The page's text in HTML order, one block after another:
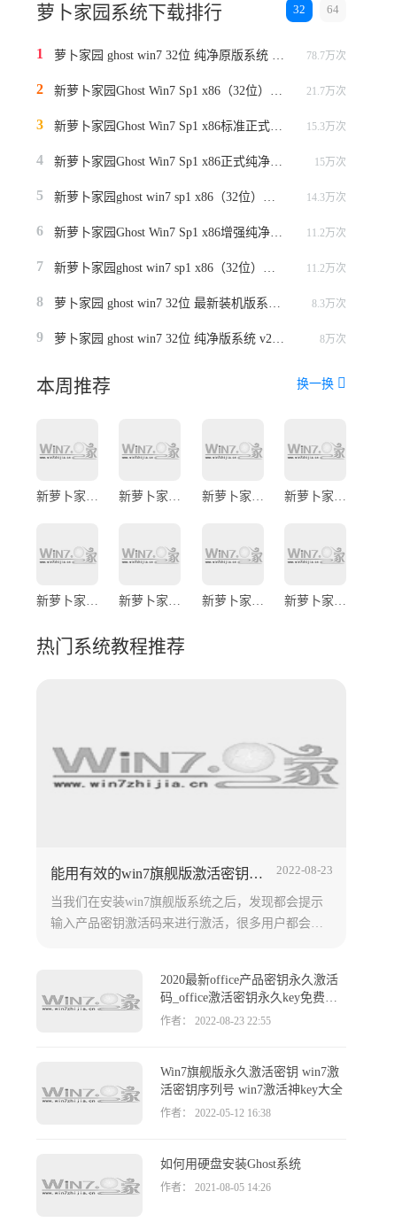
萝卜家园系统下载排行 64
32
1 78.7万次
2 21.7万次
3 15.3万次
4 15万次
5 14.3万次
6 11.2万次
7 11.2万次
8 8.3万次
9 8万次
本周推荐 换一换
热门系统教程推荐
能用有效的win7旗舰版激活密钥永久激活码大全（100%激活） 2022-08-23
当我们在安装win7旗舰版系统之后，发现都会提示
输入产品密钥激活码来进行激活，很多用户都会从
有效的win7旗舰版激活密钥永久激活码大全（100%
激活）供大家参考。
2020最新office产品密钥永久激活
码_office激活密钥永久key免费
（附激活方法）
作者： 2022-08-23 22:55
Win7旗舰版永久激活密钥 win7激
活密钥序列号 win7激活神key大全
作者： 2022-05-12 16:38
如何用硬盘安装Ghost系统
作者： 2021-08-05 14:26